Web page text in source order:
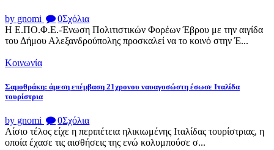
by gnomi 0Σχόλια
Η Ε.ΠΟ.Φ.Ε.-Ένωση Πολιτιστικών Φορέων Έβρου με την αιγίδα
του Δήμου Αλεξανδρούπολης προσκαλεί να το κοινό στην Έ...
Κοινωνία
Σαμοθράκη: άμεση επέμβαση 21χρονου ναυαγοσώστη έσωσε Ιταλίδα
τουρίστρια
by gnomi 0Σχόλια
Αίσιο τέλος είχε η περιπέτεια ηλικιωμένης Ιταλίδας τουρίστριας, η
οποία έχασε τις αισθήσεις της ενώ κολυμπούσε σ...